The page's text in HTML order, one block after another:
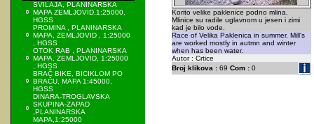
SVILAJA, PLANINARSKA
MAPA ZEMLJOVID,1:25000,
HGSS
PROMINA , PLANINARSKA
MAPA, ZEMLJOVID , 1:25000
, HGSS
OTOK RAB , PLANINARSKA
MAPA, ZEMLJOVID, 1:25000
, HGSS
BRAČ BIKE, BICIKLOM PO
BRAČU, MAPA 1:45000,
HGSS
DINARA-TROGLAVSKA
SKUPINA-ZAPAD
,PLANINARSKA
MAPA,1:25000
Korito velike paklenice podno mlina.
Mlinice su radile uglavnom u jesen i zimi
kad je bilo vode.
Race of Velika Paklenica in summer. Mill's
are worked mostly in autmn and winter
when has been water.
Autor : Crtice
Broj klikova :69 Com :0